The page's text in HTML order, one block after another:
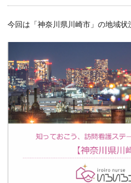
今回は「神奈川県川崎市」の地域状